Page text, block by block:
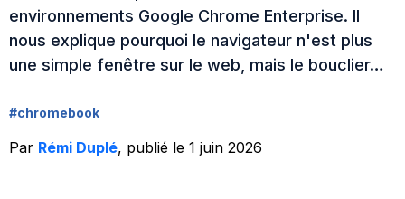
environnements Google Chrome Enterprise. Il
nous explique pourquoi le navigateur n'est plus
une simple fenêtre sur le web, mais le bouclier…
#chromebook
Par Rémi Duplé, publié le 1 juin 2026